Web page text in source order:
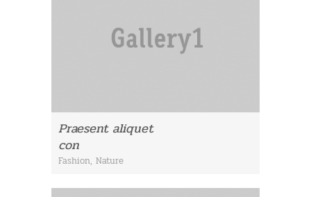
Praesent aliquet
con
Fashion, Nature